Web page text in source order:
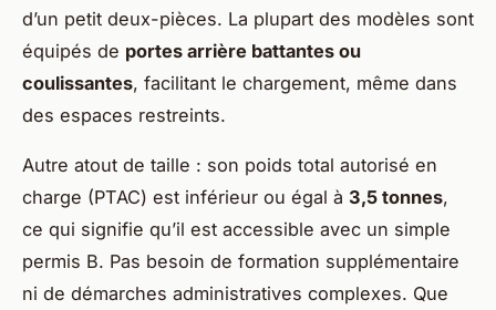
d’un petit deux-pièces. La plupart des modèles sont
équipés de portes arrière battantes ou
coulissantes, facilitant le chargement, même dans
des espaces restreints.
Autre atout de taille : son poids total autorisé en
charge (PTAC) est inférieur ou égal à 3,5 tonnes,
ce qui signifie qu’il est accessible avec un simple
permis B. Pas besoin de formation supplémentaire
ni de démarches administratives complexes. Que